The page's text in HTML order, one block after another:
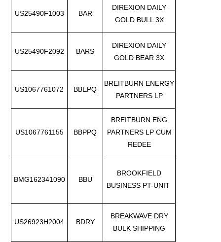
US25490F1003 BAR
DIREXION DAILY
GOLD BULL 3X
US25490F2092 BARS
DIREXION DAILY
GOLD BEAR 3X
US1067761072 BBEPQ
BREITBURN ENERGY
PARTNERS LP
US1067761155 BBPPQ
BREITBURN ENG
PARTNERS LP CUM
REDEE
BMG162341090 BBU
BROOKFIELD
BUSINESS PT-UNIT
US26923H2004 BDRY
BREAKWAVE DRY
BULK SHIPPING